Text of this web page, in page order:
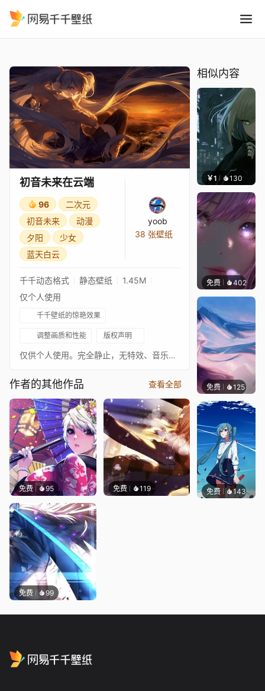
初音未来在云端
96
二次元
初音未来
动漫
夕阳
少女
蓝天白云
yoob
38 张壁纸
千千动态格式 静态壁纸
1.45M
仅个人使用
千千壁纸的惊艳效果
调整画质和性能 版权声明
仅供个人使用。完全静止，无特效、音乐或水印
作者的其他作品 查看全部
免费 95 免费 119
免费 99
相似内容
￥1 130
免费 402辰东
免费 125
免费 143𝙩𝙢𝙊𝙟𝙞